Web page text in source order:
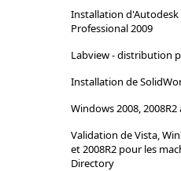
Installation
Professional 2009
Labview - distribution
Installation de
Windows 2008, 2008R2
Validation de Vista,
et 2008R2 pour les
Directory